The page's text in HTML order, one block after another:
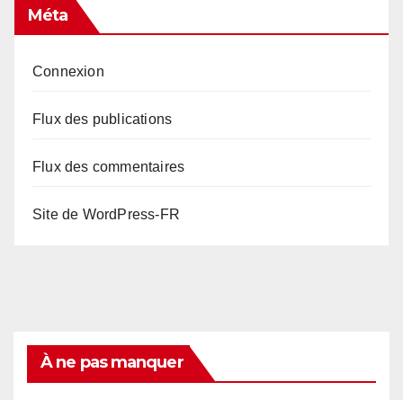
Méta
Connexion
Flux des publications
Flux des commentaires
Site de WordPress-FR
À ne pas manquer